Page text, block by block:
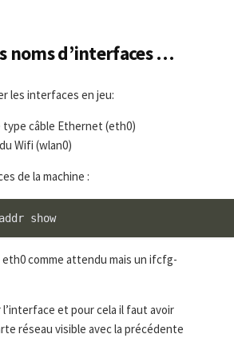
noms d’interfaces …
les interfaces en jeu:
type câble Ethernet (eth0)
Wifi (wlan0)
de la machine :
[root@CentOS#]ip addr show
comme attendu mais un ifcfg-
l’interface et pour cela il faut avoir
réseau visible avec la précédente